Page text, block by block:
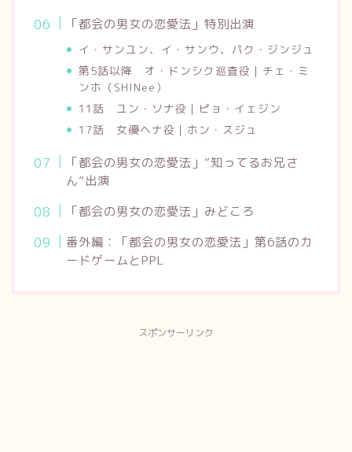
「都会の男女の恋愛法」特別出演
イ・サンユン、イ・サンウ、パク・ジンジュ
第5話以降 オ・ドンシク巡査役｜チェ・ミ
ンホ（SHINee）
11話 ユン・ソナ役｜ピョ・イェジン
17話 女優ヘナ役｜ホン・スジュ
「都会の男女の恋愛法」”知ってるお兄さ
ん”出演
「都会の男女の恋愛法」みどころ
番外編：「都会の男女の恋愛法」第6話のカ
ードゲームとPPL
スポンサーリンク